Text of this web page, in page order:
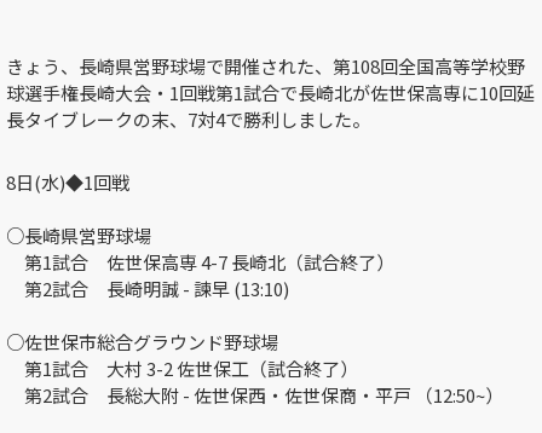
きょう、長崎県営野球場で開催された、第108回全国高等学校野
球選手権長崎大会・1回戦第1試合で長崎北が佐世保高専に10回延
長タイブレークの末、7対4で勝利しました。
8日(水)◆1回戦
○長崎県営野球場
第1試合 佐世保高専4-7長崎北 （試合終了）
第2試合 長崎明誠-諫早 (13:10)
○佐世保市総合グラウンド野球場
第1試合 大村3-2佐世保工 （試合終了）
第2試合 長総大附-佐世保西・佐世保商・平戸 （12:50~）